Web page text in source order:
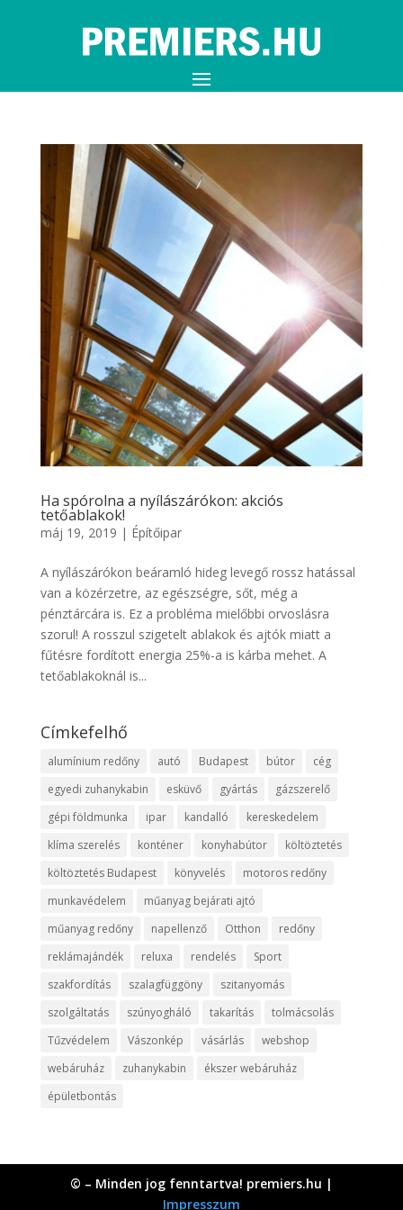
Ha spórolna a nyílászárókon: akciós
tetőablakok!
máj 19, 2019 | Építőipar
A nyílászárókon beáramló hideg levegő rossz hatással
van a közérzetre, az egészségre, sőt, még a
pénztárcára is. Ez a probléma mielőbbi orvoslásra
szorul! A rosszul szigetelt ablakok és ajtók miatt a
fűtésre fordított energia 25%-a is kárba mehet. A
tetőablakoknál is...
Címkefelhő
alumínium redőny autó Budapest bútor
cég
egyedi zuhanykabin
esküvő gyártás
gázszerelő
gépi földmunka
ipar kandalló
kereskedelem
klíma szerelés
konténer konyhabútor
költöztetés
költöztetés Budapest
könyvelés
motoros redőny
munkavédelem
műanyag bejárati ajtó
műanyag redőny
napellenző Otthon
redőny
reklámajándék
reluxa rendelés
Sport
szakfordítás
szalagfüggöny
szitanyomás
szolgáltatás
szúnyogháló takarítás
tolmácsolás
Tűzvédelem
Vászonkép vásárlás
webshop
webáruház
zuhanykabin
ékszer webáruház
épületbontás
© – Minden jog fenntartva! premiers.hu |
Impresszum